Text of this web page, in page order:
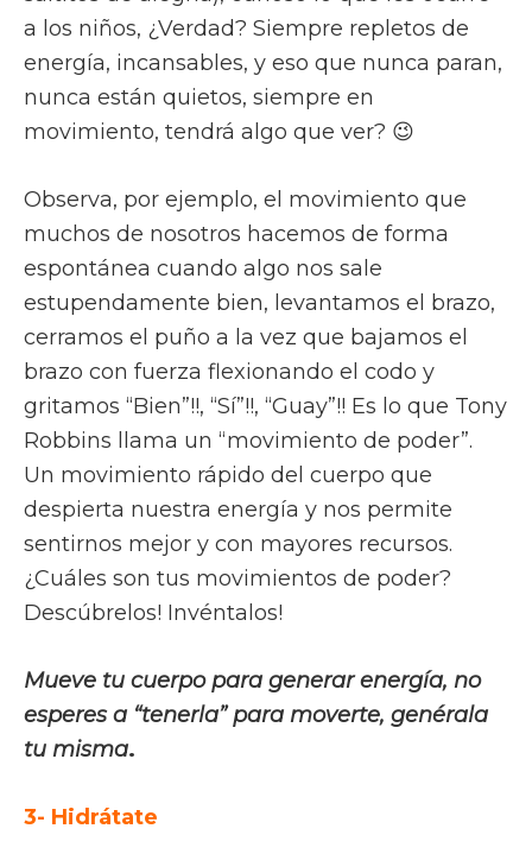
a los niños, ¿Verdad? Siempre repletos de
energía, incansables, y eso que nunca paran,
nunca están quietos, siempre en
movimiento, tendrá algo que ver? 😉
Observa, por ejemplo, el movimiento que
muchos de nosotros hacemos de forma
espontánea cuando algo nos sale
estupendamente bien, levantamos el brazo,
cerramos el puño a la vez que bajamos el
brazo con fuerza flexionando el codo y
gritamos “Bien”!!, “Sí”!!, “Guay”!! Es lo que Tony
Robbins llama un “movimiento de poder”.
Un movimiento rápido del cuerpo que
despierta nuestra energía y nos permite
sentirnos mejor y con mayores recursos.
¿Cuáles son tus movimientos de poder?
Descúbrelos! Invéntalos!
Mueve tu cuerpo para generar energía, no
esperes a “tenerla” para moverte, genérala
tu misma.
3- Hidrátate